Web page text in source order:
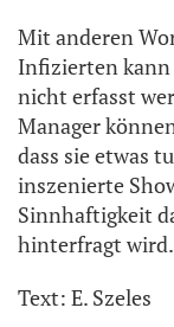
Mit anderen
Infizierten
nicht erfasst
Manager
dass sie etwas
inszenierte
Sinnhaftigkeit
hinterfragt wird.
Text: E. Szeles